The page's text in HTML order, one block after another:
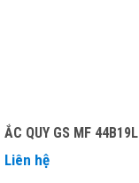
ẮC QUY GS MF 44B19L
Liên hệ